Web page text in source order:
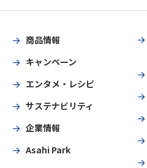
商品情報
キャンペーン
エンタメ・レシピ
サステナビリティ
企業情報
Asahi Park